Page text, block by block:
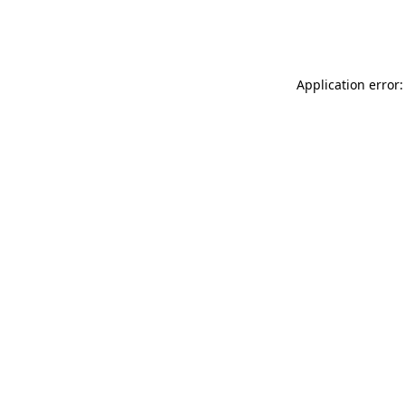
Application